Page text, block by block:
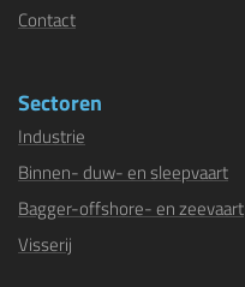
Contact
Sectoren
Industrie
Binnen- duw- en sleepvaart
Bagger-offshore- en zeevaart
Visserij